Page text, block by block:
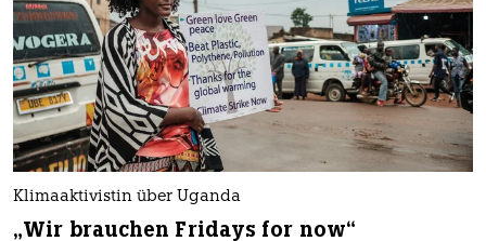
Klimaaktivistin über Uganda
„Wir brauchen Fridays for now“